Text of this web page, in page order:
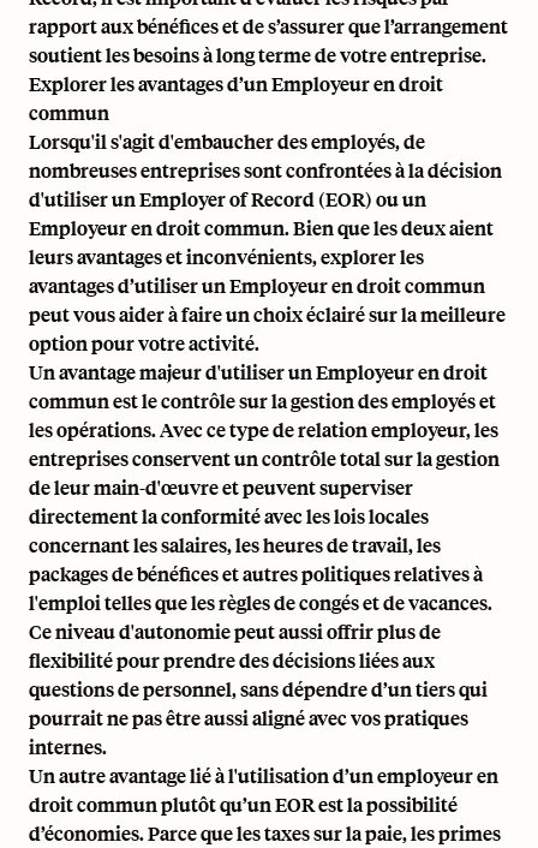
rapport aux bénéfices et de s’assurer que l’arrangement
soutient les besoins à long terme de votre entreprise.
Explorer les avantages d’un Employeur en droit
commun
Lorsqu'il s'agit d'embaucher des employés, de
nombreuses entreprises sont confrontées à la décision
d'utiliser un Employer of Record (EOR) ou un
Employeur en droit commun. Bien que les deux aient
leurs avantages et inconvénients, explorer les
avantages d’utiliser un Employeur en droit commun
peut vous aider à faire un choix éclairé sur la meilleure
option pour votre activité.
Un avantage majeur d'utiliser un Employeur en droit
commun est le contrôle surla gestion des employéset
les opérations. Avec ce type de relation employeur, les
entreprises conservent un contrôle total sur la gestion
de leur main-d'œuvre et peuvent superviser
directement la conformité avec les lois locales
concernant les salaires, les heures de travail, les
packages de bénéfices et autres politiques relatives à
l'emploi telles que les règles de congés et de vacances.
Ce niveau d'autonomie peut aussi offrir plus de
flexibilité pour prendre des décisions liées aux
questions de personnel, sans dépendre d’un tiers qui
pourrait ne pas être aussi aligné avec vos pratiques
internes.
Un autre avantage lié à l'utilisation d’un employeur en
droit commun plutôt qu’un EOR est la possibilité
d’économies. Parce que les taxes sur la paie, les primes